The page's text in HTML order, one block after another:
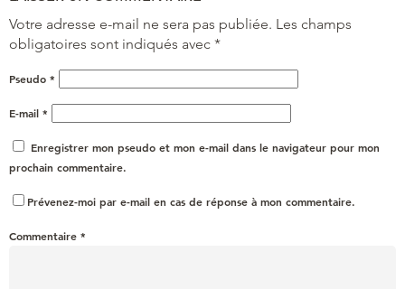
Votre adresse e-mail ne sera pas publiée. Les champs
obligatoires sont indiqués avec *
Pseudo *
E-mail *
Enregistrer mon pseudo et mon e-mail dans le navigateur pour mon
prochain commentaire.
Prévenez-moi par e-mail en cas de réponse à mon commentaire.
Commentaire *